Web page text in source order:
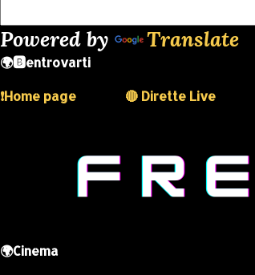
Powered by Translate
🌍🅱️entrovarti
❗️Home page
🔴 Dirette Live
🌍Cinema